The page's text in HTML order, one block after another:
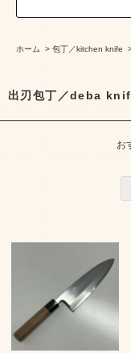
ホーム > 包丁／kitchen knife
出刃包丁／deba
お